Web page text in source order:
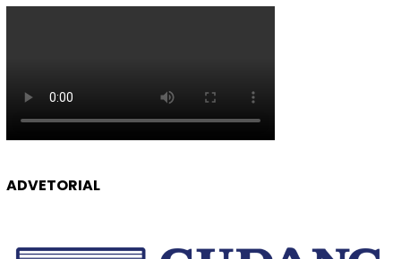
ADVETORIAL